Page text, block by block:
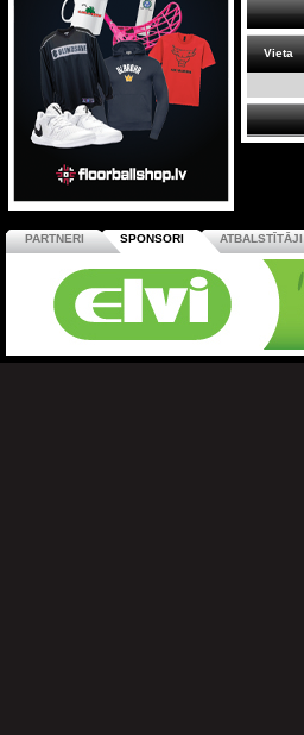
Vieta
PARTNERI SPONSORI ATBALSTĪTĀJI